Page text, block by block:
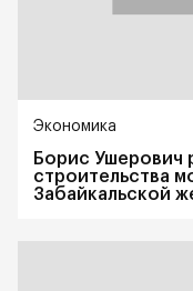
Экономика
Борис Ушерович
строительства
Забайкальской